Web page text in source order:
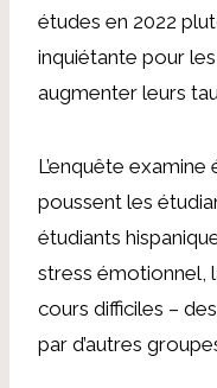
études en 2022
inquiétante pour
augmenter leurs
L’enquête
poussent les
étudiants
stress émotionnel,
cours difficiles –
par d’autres